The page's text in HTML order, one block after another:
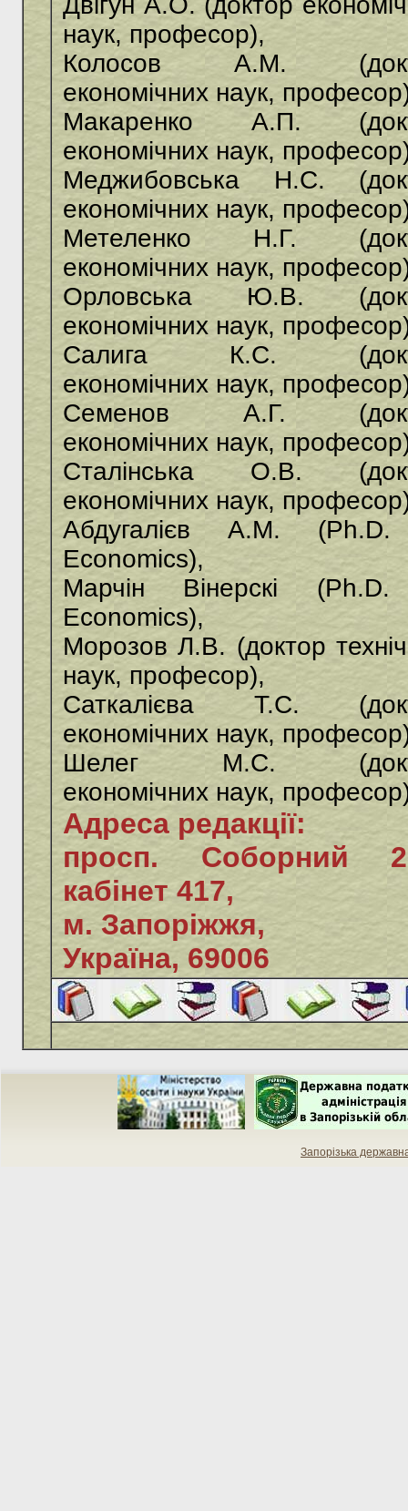
наук, професор),
Колосов А.М.
економічних наук,
Макаренко А.П.
економічних наук,
Меджибовська Н.С.
економічних наук,
Метеленко Н.Г.
економічних наук,
Орловська Ю.В.
економічних наук,
Салига К.С.
економічних наук,
Семенов А.Г.
економічних наук,
Сталінська О.В.
економічних наук,
Абдугалієв А.М.
Economics),
Марчін Вінерскі
Economics),
Морозов Л.В. (доктор
наук, професор),
Саткалієва Т.С.
економічних наук,
Шелег М.С.
економічних наук,
Адреса редакції:
просп. Соборний
кабінет 417,
м. Запоріжжя,
Україна, 69006
Запорізька